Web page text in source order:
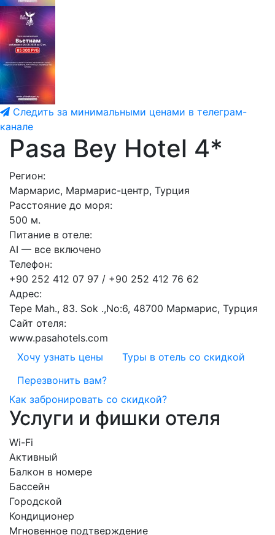
Следить за минимальными ценами в телеграм-
канале
Pasa Bey Hotel 4*
Регион:
Мармарис, Мармарис-центр, Турция
Расстояние до моря:
500 м.
Питание в отеле:
AI — все включено
Телефон:
+90 252 412 07 97 / +90 252 412 76 62
Адрес:
Tepe Mah., 83. Sok .,No:6, 48700 Мармарис, Турция
Сайт отеля:
www.pasahotels.com
Хочу узнать цены
Туры в отель со скидкой
Перезвонить вам?
Как забронировать со скидкой?
Услуги и фишки отеля
Wi-Fi
Активный
Балкон в номере
Бассейн
Городской
Кондиционер
Мгновенное подтверждение